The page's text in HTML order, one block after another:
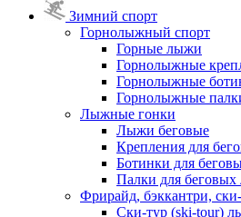
Зимний спорт
Горнолыжный спорт
Горные лыжи
Горнолыжные
Горнолыжные
Горнолыжные
Лыжные гонки
Лыжи беговые
Крепления для
Ботинки для
Палки для
Фрирайд, бэккантри,
Ски-тур (ski-tour)